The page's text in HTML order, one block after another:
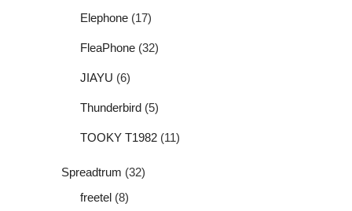
Elephone (17)
FleaPhone (32)
JIAYU (6)
Thunderbird (5)
TOOKY T1982 (11)
Spreadtrum (32)
freetel (8)